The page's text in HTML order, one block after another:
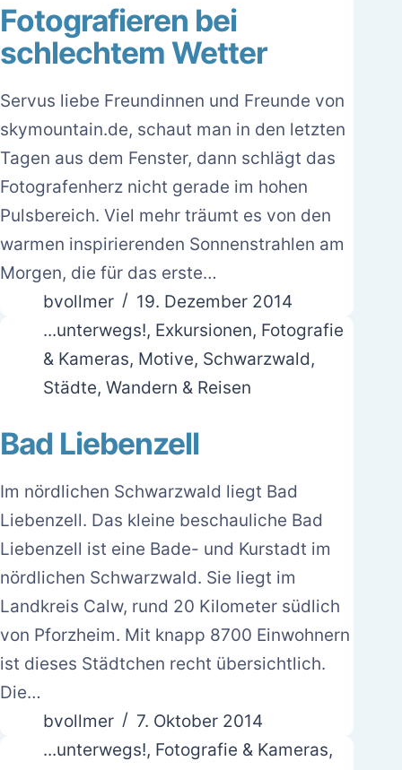
Fotografieren bei
schlechtem Wetter
Servus liebe Freundinnen und Freunde von
skymountain.de, schaut man in den letzten
Tagen aus dem Fenster, dann schlägt das
Fotografenherz nicht gerade im hohen
Pulsbereich. Viel mehr träumt es von den
warmen inspirierenden Sonnenstrahlen am
Morgen, die für das erste…
bvollmer
19. Dezember 2014
...unterwegs!, Exkursionen, Fotografie
& Kameras, Motive, Schwarzwald,
Städte, Wandern & Reisen
Bad Liebenzell
Im nördlichen Schwarzwald liegt Bad
Liebenzell. Das kleine beschauliche Bad
Liebenzell ist eine Bade- und Kurstadt im
nördlichen Schwarzwald. Sie liegt im
Landkreis Calw, rund 20 Kilometer südlich
von Pforzheim. Mit knapp 8700 Einwohnern
ist dieses Städtchen recht übersichtlich.
Die…
bvollmer
7. Oktober 2014
...unterwegs!, Fotografie & Kameras,